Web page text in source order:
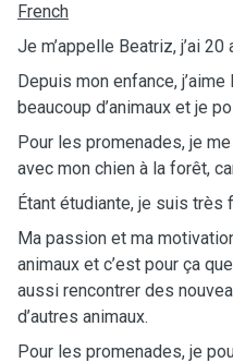
French
Je m’appelle Beatriz, j’ai
Depuis mon enfance,
beaucoup d’animaux et je
Pour les promenades, je
avec mon chien à la forêt,
Étant étudiante, je suis très
Ma passion et ma
animaux et c’est pour ça
aussi rencontrer des
d’autres animaux.
Pour les promenades, je